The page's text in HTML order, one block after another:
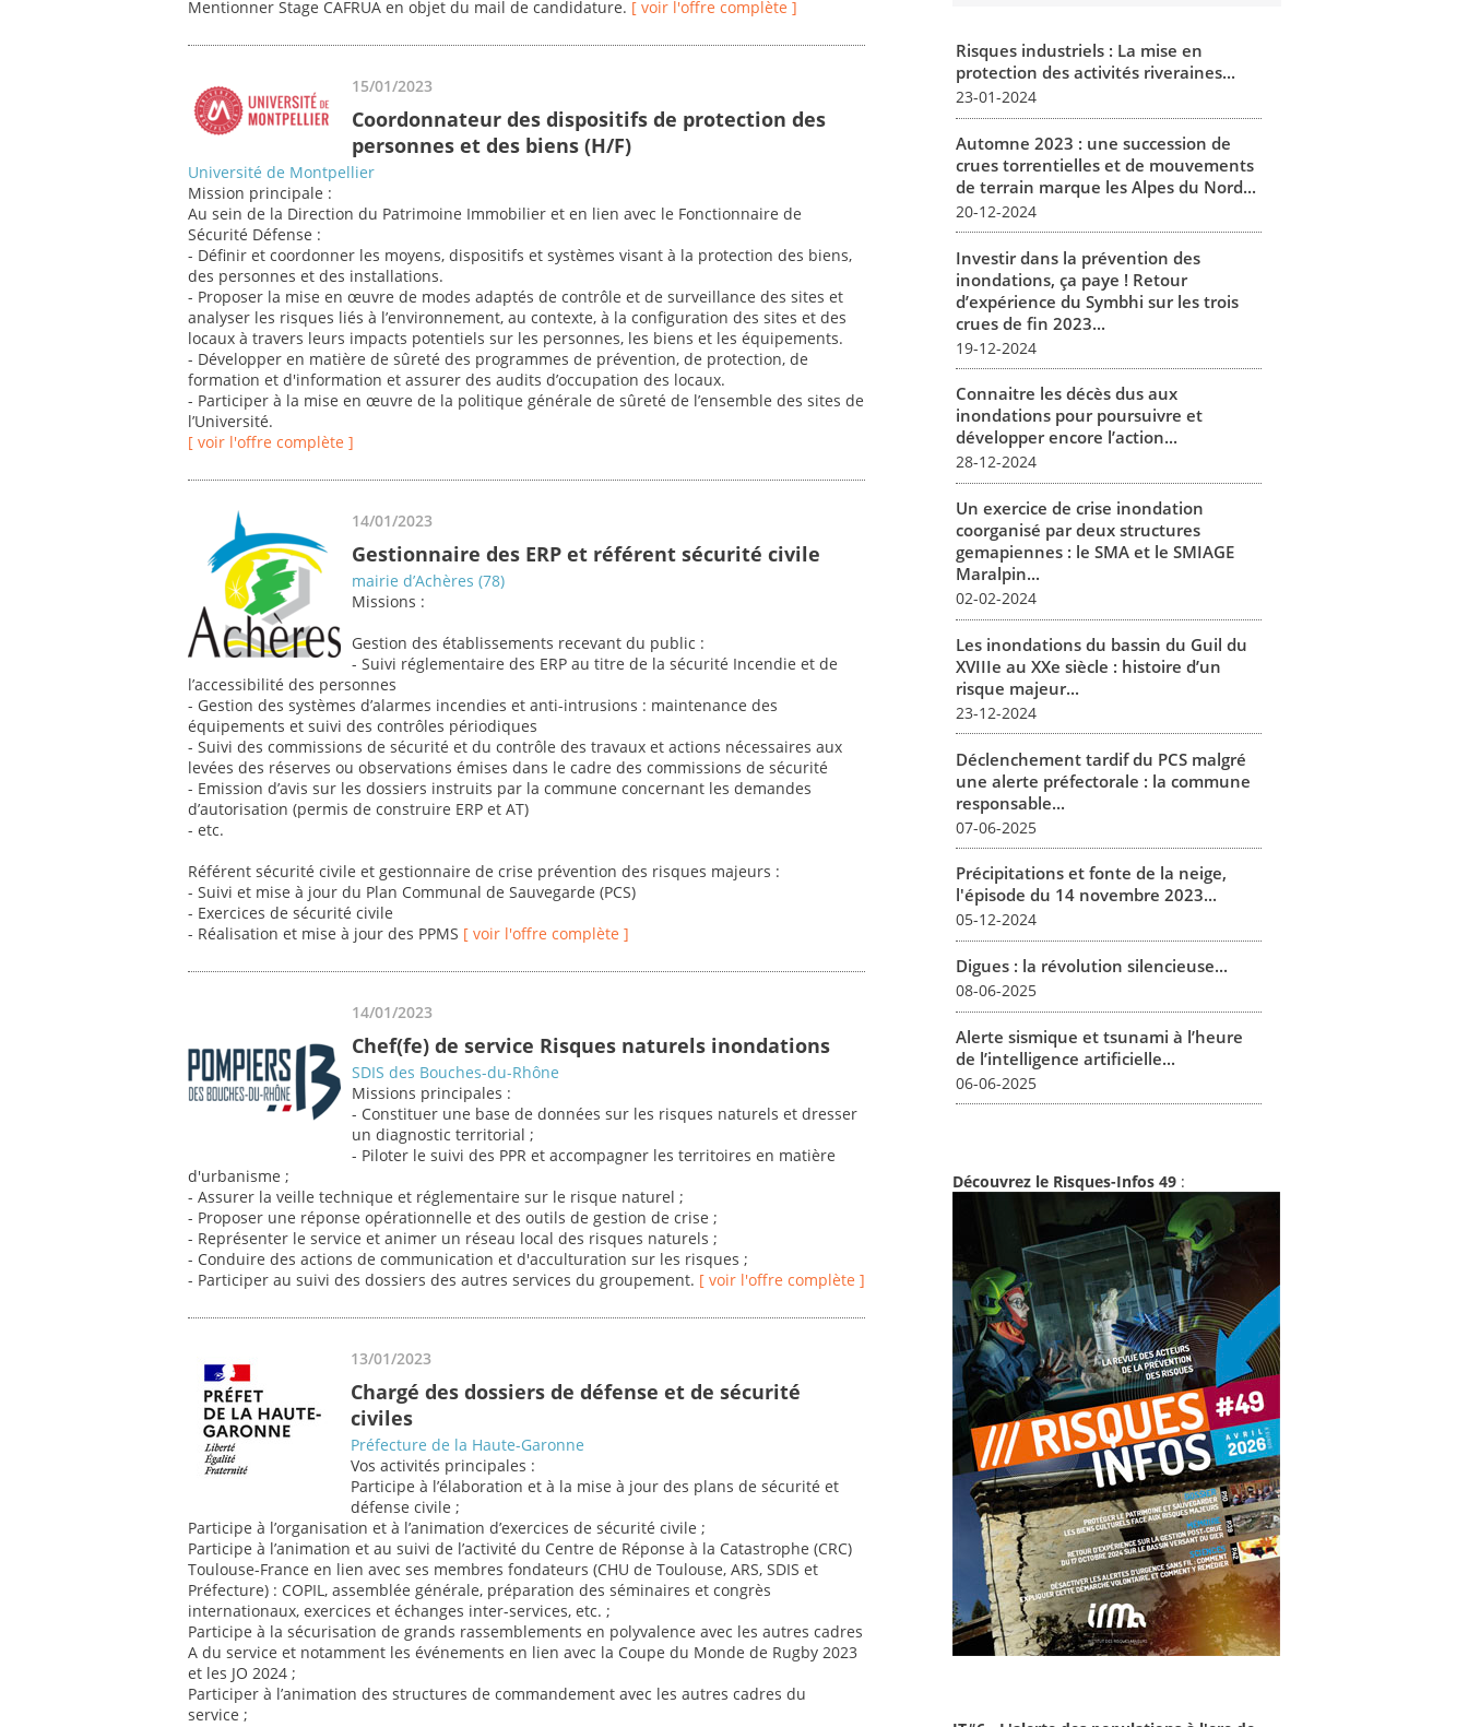
Mentionner Stage CAFRUA en objet du mail de candidature. [ voir l'offre complète ]
15/01/2023
Coordonnateur des dispositifs de protection des
personnes et des biens (H/F)
Université de Montpellier
Mission principale :
Au sein de la Direction du Patrimoine Immobilier et en lien avec le Fonctionnaire de
Sécurité Défense :
- Définir et coordonner les moyens, dispositifs et systèmes visant à la protection des biens,
des personnes et des installations.
- Proposer la mise en œuvre de modes adaptés de contrôle et de surveillance des sites et
analyser les risques liés à l’environnement, au contexte, à la configuration des sites et des
locaux à travers leurs impacts potentiels sur les personnes, les biens et les équipements.
- Développer en matière de sûreté des programmes de prévention, de protection, de
formation et d'information et assurer des audits d’occupation des locaux.
- Participer à la mise en œuvre de la politique générale de sûreté de l’ensemble des sites de
l’Université.
[ voir l'offre complète ]
14/01/2023
Gestionnaire des ERP et référent sécurité civile
mairie d’Achères (78)
Missions :
Gestion des établissements recevant du public :
- Suivi réglementaire des ERP au titre de la sécurité Incendie et de
l’accessibilité des personnes
- Gestion des systèmes d’alarmes incendies et anti-intrusions : maintenance des
équipements et suivi des contrôles périodiques
- Suivi des commissions de sécurité et du contrôle des travaux et actions nécessaires aux
levées des réserves ou observations émises dans le cadre des commissions de sécurité
- Emission d’avis sur les dossiers instruits par la commune concernant les demandes
d’autorisation (permis de construire ERP et AT)
- etc.
Référent sécurité civile et gestionnaire de crise prévention des risques majeurs :
- Suivi et mise à jour du Plan Communal de Sauvegarde (PCS)
- Exercices de sécurité civile
- Réalisation et mise à jour des PPMS [ voir l'offre complète ]
14/01/2023
Chef(fe) de service Risques naturels inondations
SDIS des Bouches-du-Rhône
Missions principales :
- Constituer une base de données sur les risques naturels et dresser
un diagnostic territorial ;
- Piloter le suivi des PPR et accompagner les territoires en matière
d'urbanisme ;
- Assurer la veille technique et réglementaire sur le risque naturel ;
- Proposer une réponse opérationnelle et des outils de gestion de crise ;
- Représenter le service et animer un réseau local des risques naturels ;
- Conduire des actions de communication et d'acculturation sur les risques ;
- Participer au suivi des dossiers des autres services du groupement. [ voir l'offre complète ]
13/01/2023
Chargé des dossiers de défense et de sécurité
civiles
Préfecture de la Haute-Garonne
Vos activités principales :
Participe à l’élaboration et à la mise à jour des plans de sécurité et
défense civile ;
Participe à l’organisation et à l’animation d’exercices de sécurité civile ;
Participe à l’animation et au suivi de l’activité du Centre de Réponse à la Catastrophe (CRC)
Toulouse-France en lien avec ses membres fondateurs (CHU de Toulouse, ARS, SDIS et
Préfecture) : COPIL, assemblée générale, préparation des séminaires et congrès
internationaux, exercices et échanges inter-services, etc. ;
Participe à la sécurisation de grands rassemblements en polyvalence avec les autres cadres
A du service et notamment les événements en lien avec la Coupe du Monde de Rugby 2023
et les JO 2024 ;
Participer à l’animation des structures de commandement avec les autres cadres du
service ;
Risques industriels : La mise en
protection des activités riveraines...
23-01-2024
Automne 2023 : une succession de
crues torrentielles et de mouvements
de terrain marque les Alpes du Nord...
20-12-2024
Investir dans la prévention des
inondations, ça paye ! Retour
d’expérience du Symbhi sur les trois
crues de fin 2023...
19-12-2024
Connaitre les décès dus aux
inondations pour poursuivre et
développer encore l’action...
28-12-2024
Un exercice de crise inondation
coorganisé par deux structures
gemapiennes : le SMA et le SMIAGE
Maralpin...
02-02-2024
Les inondations du bassin du Guil du
XVIIIe au XXe siècle : histoire d’un
risque majeur...
23-12-2024
Déclenchement tardif du PCS malgré
une alerte préfectorale : la commune
responsable...
07-06-2025
Précipitations et fonte de la neige,
l'épisode du 14 novembre 2023...
05-12-2024
Digues : la révolution silencieuse...
08-06-2025
Alerte sismique et tsunami à l’heure
de l’intelligence artificielle...
06-06-2025
Découvrez le Risques-Infos 49 :